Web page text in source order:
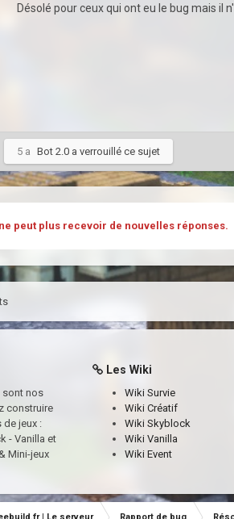
Désolé pour ceux qui ont eu le bug mais il
5 a Bot 2.0 a verrouillé ce sujet
peut plus recevoir de nouvelles réponses.
sont nos
construire
de jeux :
- Vanilla et
Mini-jeux
Les Wiki
Wiki Survie
Wiki Créatif
Wiki Skyblock
Wiki Vanilla
Wiki Event